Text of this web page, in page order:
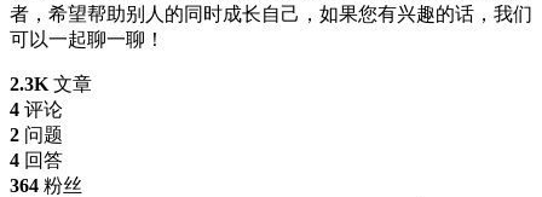
者，希望帮助别人的同时成长自己，如果您有兴趣的话，我们
可以一起聊一聊！
2.3K 文章
4 评论
2 问题
4 回答
364 粉丝